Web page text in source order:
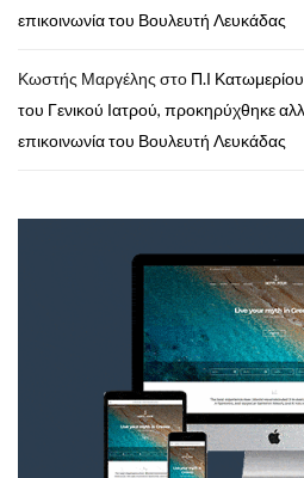
επικοινωνία του Βουλευτή Λευκάδας
Κωστής Μαργέλης στο Π.Ι
του Γενικού Ιατρού, προκηρύχθηκε
επικοινωνία του Βουλευτή Λευκάδας